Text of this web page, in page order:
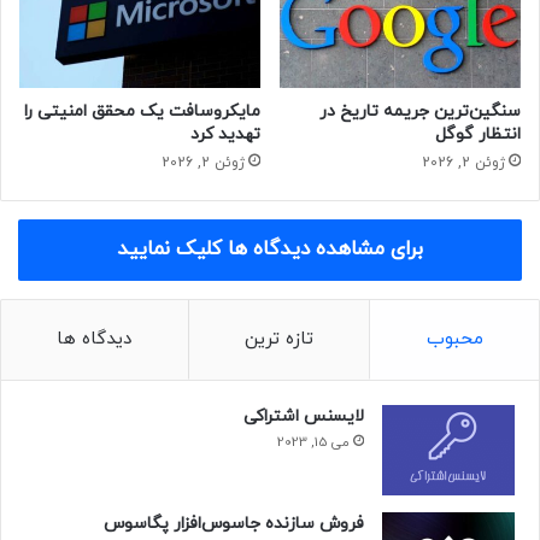
تعرفه‌های بین‌استانی و داخل استانی شد. اجرای این طرح موجب
کاهش درآمد مخابرات شد و لازم بود تا با اصلاح تعرفه جبران
شود.
فلاح جوشقانی ادامه داد: برای جبران این کاهش درآمد و بر اساس
مطالعات انجام‌شده با هماهنگی مخابرات طرحی ارائه که بر اساس
تعیین شد که جبران‌کننده این کاهش درآمد باشد. در ادامه هم با
توجه به بازخوردهای حاصل از اجرای این طرح تعرفه‌ها اصلاح شد.
در سال ۹۵ تعرفه داخل استان ۵۰ درصد و تعرفه بین استانی ۱۰
هزینه حتی اگر از تلفن استفاده نشده باشد) افزوده شد و گرد به
موارد در راستای اصلاح تعرفه تلفن ثابت بود؛ بنابراین اینکه گفته
می‌شود تعرفه تلفن ثابت ۱۲ سال بدون تغییر بوده است، صحیح
کمیسیون
سنگین‌ترین جریمه تاریخ در
انتظار گوگل
ژوئن 2, 2026
مایکروسافت یک محقق امنیتی را
تهدید کرد
ژوئن 2, 2026
برای مشاهده دیدگاه ها کلیک نمایید
محبوب تازه ترین دیدگاه ها
لایسنس اشتراکی
می 15, 2023
فروش سازنده جاسوس‌افزار پگاسوس